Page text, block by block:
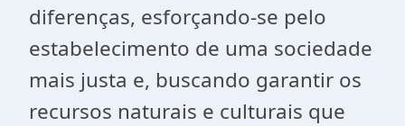
diferenças, esforçando-se pelo
estabelecimento de uma sociedade
mais justa e, buscando garantir os
recursos naturais e culturais que